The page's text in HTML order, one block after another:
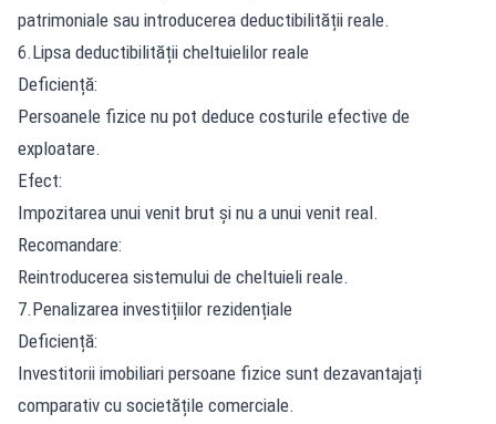
patrimoniale sau introducerea deductibilității reale.
6.Lipsa deductibilității cheltuielilor reale
Deficiență:
Persoanele fizice nu pot deduce costurile efective de
exploatare.
Efect:
Impozitarea unui venit brut și nu a unui venit real.
Recomandare:
Reintroducerea sistemului de cheltuieli reale.
7.Penalizarea investițiilor rezidențiale
Deficiență:
Investitorii imobiliari persoane fizice sunt dezavantajați
comparativ cu societățile comerciale.